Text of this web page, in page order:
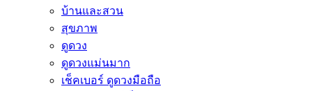
บ้านและสวน
สุขภาพ
ดูดวง
ดูดวงแม่นมาก
เช็คเบอร์ ดูดวงมือถือ